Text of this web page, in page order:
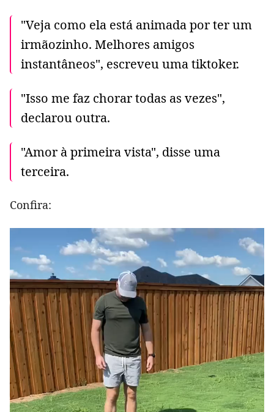
"Veja como ela está animada por ter um
irmãozinho. Melhores amigos
instantâneos", escreveu uma tiktoker.
"Isso me faz chorar todas as vezes",
declarou outra.
"Amor à primeira vista", disse uma
terceira.
Confira: